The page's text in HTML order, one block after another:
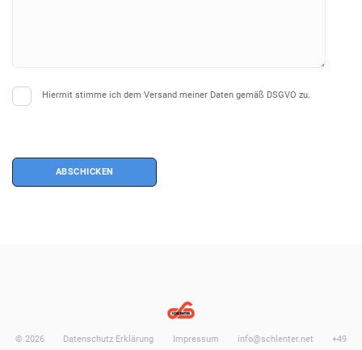
Hiermit stimme ich dem Versand meiner Daten gemäß DSGVO zu.
ABSCHICKEN
© 2026 Datenschutz Erklärung Impressum info@schlenter.net
+49